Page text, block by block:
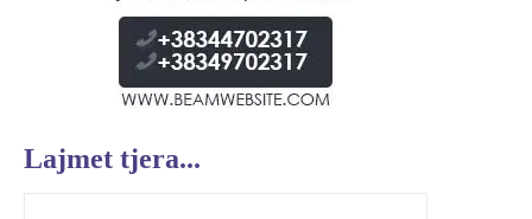
Lajmet tjera...